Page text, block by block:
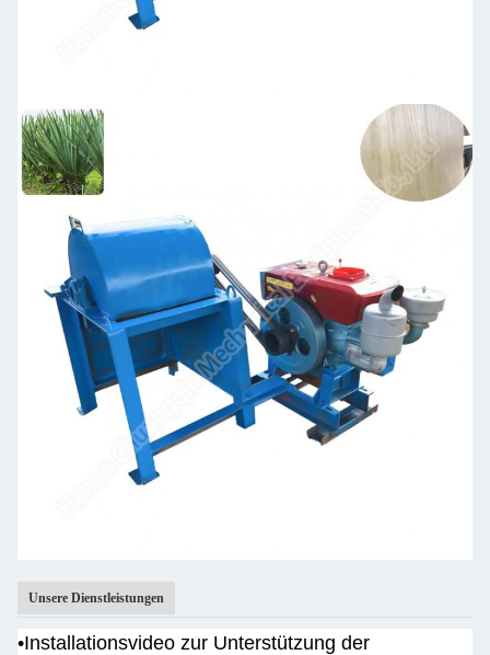
Unsere Dienstleistungen
•Installationsvideo zur Unterstützung der